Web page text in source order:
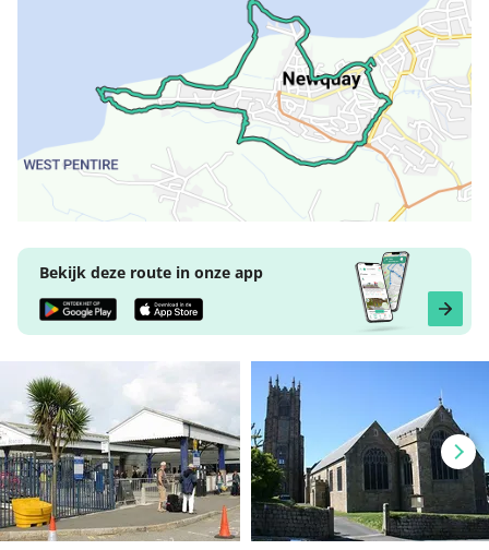
Bekijk deze route in onze app